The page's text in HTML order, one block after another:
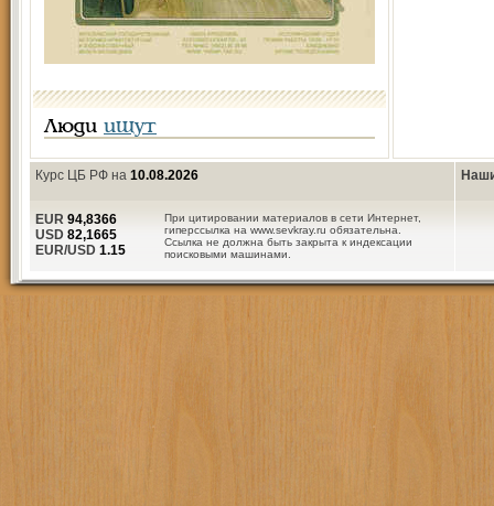
Люди ищут
Курс ЦБ РФ на 10.08.2026
При цитировании материалов в сети Интернет,
гиперссылка на www.sevkray.ru обязательна.
Ссылка не должна быть закрыта к индексации
поисковыми машинами.
EUR 94,8366
USD 82,1665
EUR/USD 1.15